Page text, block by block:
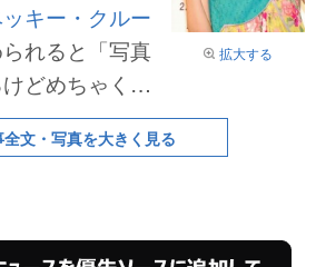
拡大する
キー・クルー
れると「写真
どめちゃくち
」とべた褒め。
んとかに(自分
って呼ばれる
全文・写真を大きく見る